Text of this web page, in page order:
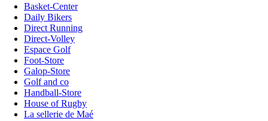
Basket-Center
Daily Bikers
Direct Running
Direct-Volley
Espace Golf
Foot-Store
Galop-Store
Golf and co
Handball-Store
House of Rugby
La sellerie de Maé